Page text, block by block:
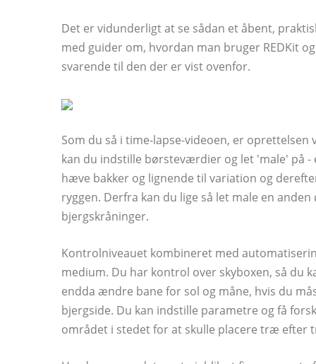
Det er vidunderligt at se sådan et åbent,
med guider om, hvordan man bruger REDKit
svarende til den der er vist ovenfor.
Som du så i time-lapse-videoen, er
kan du indstille børsteværdier og let 'male' på
hæve bakker og lignende til variation og
ryggen. Derfra kan du lige så let male en
bjergskråninger.
Kontrolniveauet kombineret med
medium. Du har kontrol over skyboxen, så du
endda ændre bane for sol og måne, hvis du
bjergside. Du kan indstille parametre og få
området i stedet for at skulle placere træ efter